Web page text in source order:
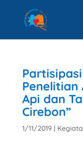
Penelitian
Api dan
Cirebon”
1/11/2019 |